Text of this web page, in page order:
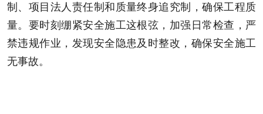
制、项目法人责任制和质量终身追究制，确保工程质
量。要时刻绷紧安全施工这根弦，加强日常检查，严
禁违规作业，发现安全隐患及时整改，确保安全施工
无事故。